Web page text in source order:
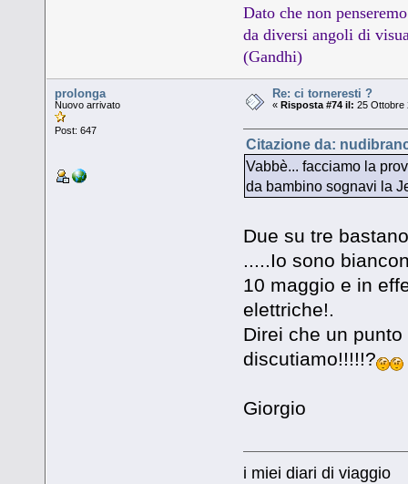
Dato che non
da diversi angoli di
(Gandhi)
prolonga
Nuovo arrivato
Post: 647
Re: ci torneresti ?
« Risposta #74 il: 25 Ottobre
Citazione da:
Vabbè... facciamo la
da bambino sognavi la
Due su tre
.....Io sono
10 maggio e in
elettriche!.
Direi che un
discutiamo!!!!!?
Giorgio
i miei diari di viaggio